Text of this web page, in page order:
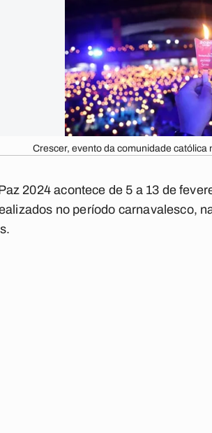
Crescer, evento da comunidade católica
2024acontece de 5 a 13 de
no período carnavalesco,